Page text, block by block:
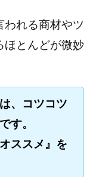
われる商材やツ
ほとんどが微妙
、コツコツ
す。
ススメ』を